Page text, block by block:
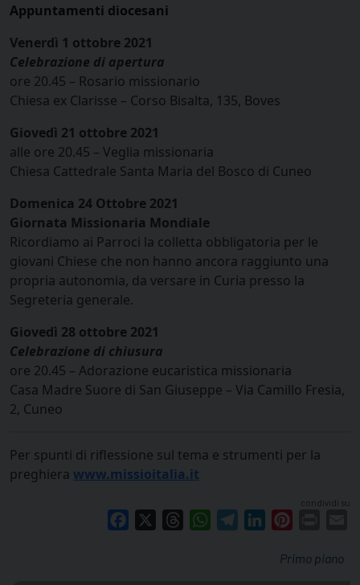
Appuntamenti diocesani
Venerdì 1 ottobre 2021
Celebrazione di apertura
ore 20.45 – Rosario missionario
Chiesa ex Clarisse – Corso Bisalta, 135, Boves
Giovedì 21 ottobre 2021
alle ore 20.45 – Veglia missionaria
Chiesa Cattedrale Santa Maria del Bosco di Cuneo
Domenica 24 Ottobre 2021
Giornata Missionaria Mondiale
Ricordiamo ai Parroci la colletta obbligatoria per le
giovani Chiese che non hanno ancora raggiunto una
propria autonomia, da versare in Curia presso la
Segreteria generale.
Giovedì 28 ottobre 2021
Celebrazione di chiusura
ore 20.45 – Adorazione eucaristica missionaria
Casa Madre Suore di San Giuseppe – Via Camillo Fresia,
2, Cuneo
Per spunti di riflessione sul tema e strumenti per la
preghiera www.missioitalia.it
condividi su
Facebook ThreadsWhatsAppTelegramLinkedIn
Primo piano